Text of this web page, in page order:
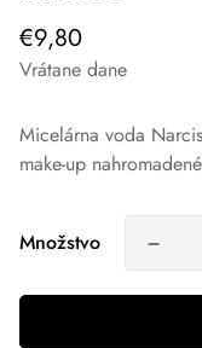
Bežná
cena
€9,80
Vrátane dane
Micelárna voda
make-up
Množstvo